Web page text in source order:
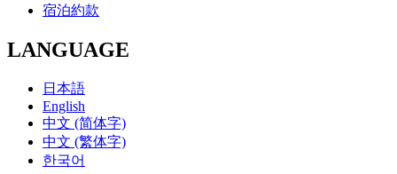
宿泊約款
LANGUAGE
日本語
English
中文 (简体字)
中文 (繁体字)
한국어